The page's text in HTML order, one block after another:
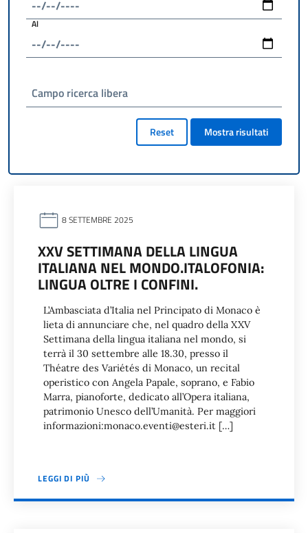
Al
Campo ricerca libera
Reset Mostra risultati
8 SETTEMBRE 2025
XXV SETTIMANA DELLA LINGUA
ITALIANA NEL MONDO.ITALOFONIA:
LINGUA OLTRE I CONFINI.
L’Ambasciata d’Italia nel Principato di Monaco è
lieta di annunciare che, nel quadro della XXV
Settimana della lingua italiana nel mondo, si
terrà il 30 settembre alle 18.30, presso il
Théatre des Variétés di Monaco, un recital
operistico con Angela Papale, soprano, e Fabio
Marra, pianoforte, dedicato all’Opera italiana,
patrimonio Unesco dell’Umanità. Per maggiori
informazioni:monaco.eventi@esteri.it […]
LEGGI DI PIÙ